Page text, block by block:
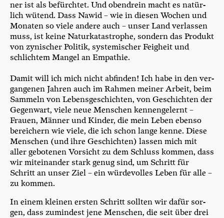
ner ist als befürch­tet. Und oben­drein macht es natür­
lich wütend. Dass Nawid – wie in die­sen Wochen und
Mona­ten so vie­le ande­re auch – unser Land ver­las­sen
muss, ist kei­ne Natur­ka­ta­stro­phe, son­dern das Pro­dukt
von zyni­scher Poli­tik, sys­te­mi­scher Feig­heit und
schlich­tem Man­gel an Empa­thie.
Damit will ich mich nicht abfin­den! Ich habe in den ver­
gan­ge­nen Jah­ren auch im Rah­men mei­ner Arbeit, beim
Sam­meln von Lebens­ge­schich­ten, von Geschich­ten der
Gegen­wart, vie­le neue Men­schen ken­nen­ge­lernt –
Frau­en, Män­ner und Kin­der, die mein Leben eben­so
berei­chern wie vie­le, die ich schon lan­ge ken­ne. Die­se
Men­schen (und ihre Geschich­ten) las­sen mich mit
aller gebo­te­nen Vor­sicht zu dem Schluss kom­men, dass
wir mit­ein­an­der stark genug sind, um Schritt für
Schritt an unser Ziel – ein wür­de­vol­les Leben für alle –
zu kommen.
In einem klei­nen ers­ten Schritt soll­ten wir dafür sor­
gen, dass zumin­dest jene Men­schen, die seit über drei